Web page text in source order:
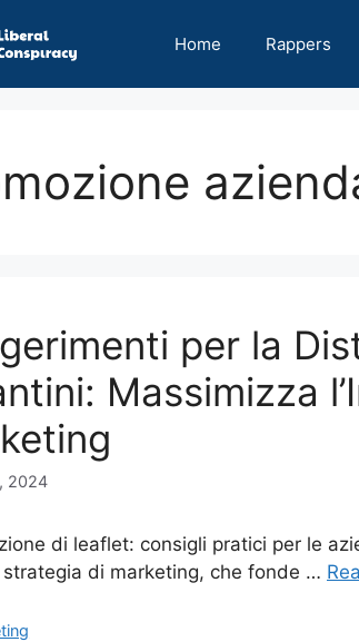
Home Rappers
per la
Massimizza
2024
di leaflet: consigli pratici per le
di marketing, che fonde …